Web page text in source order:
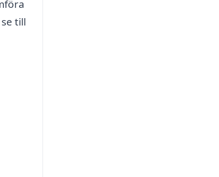
till